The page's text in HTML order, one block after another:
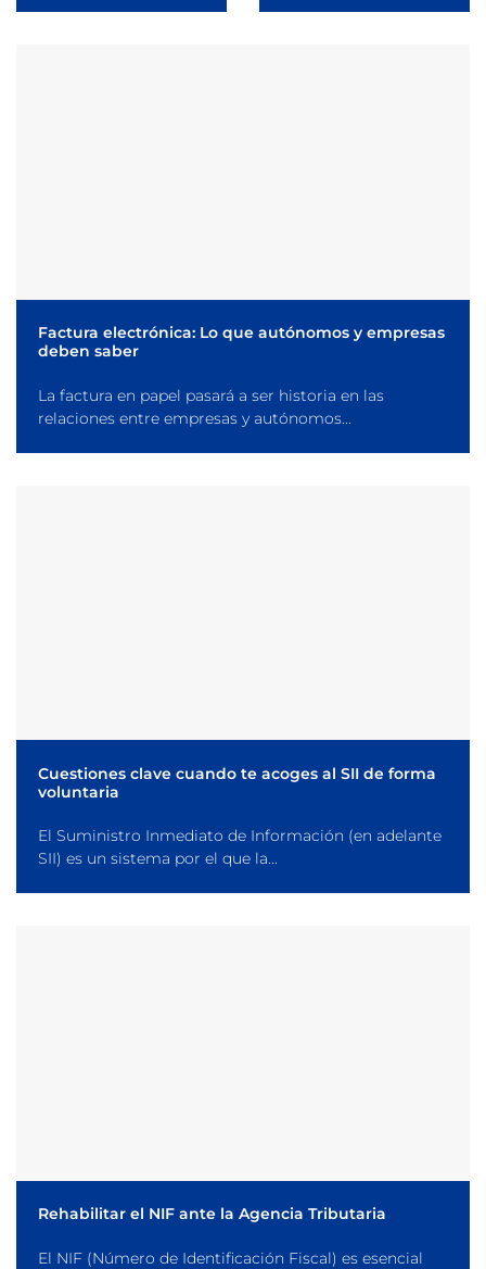
Factura electrónica: Lo que autónomos y empresas
deben saber
La factura en papel pasará a ser historia en las
relaciones entre empresas y autónomos...
Cuestiones clave cuando te acoges al SII de forma
voluntaria
El Suministro Inmediato de Información (en adelante
SII) es un sistema por el que la...
Rehabilitar el NIF ante la Agencia Tributaria
El NIF (Número de Identificación Fiscal) es esencial